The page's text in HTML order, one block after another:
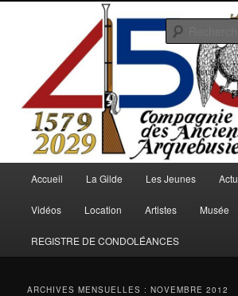
Arquebusiers.eu
Accueil La Gilde Les Jeunes Actu
Vidéos Location Artistes Musée
REGISTRE DE CONDOLÉANCES
ARCHIVES MENSUELLES :NOVEMBRE 2012